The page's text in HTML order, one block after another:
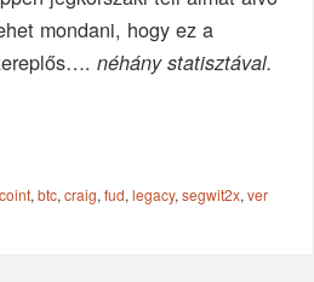
mondani, hogy ez a
néhány statisztával.
,btc,craig,fud,legacy,segwit2x,ver